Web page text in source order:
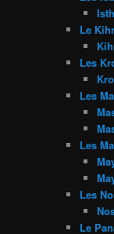
Le
Les
Les
Les
Les
Le